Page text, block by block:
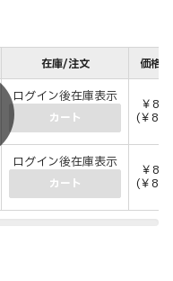
在庫/注文 価格(
ログイン後在庫表示
カート
￥
(￥
ログイン後在庫表示
カート
￥
(￥